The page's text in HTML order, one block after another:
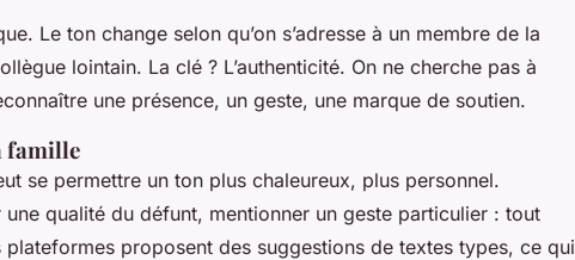
Le ton change selon qu’on s’adresse à un membre de la
lointain. La clé ? L’authenticité. On ne cherche pas à
une présence, un geste, une marque de soutien.
famille
se permettre un ton plus chaleureux, plus personnel.
qualité du défunt, mentionner un geste particulier : tout
proposent des suggestions de textes types, ce qui